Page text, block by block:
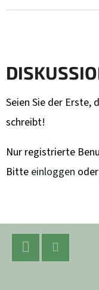
Seien Sie der Erste,
schreibt!
Nur registrierte
Bitte einloggen oder